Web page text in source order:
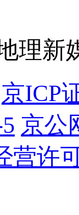
理新
京ICP
京公
营许